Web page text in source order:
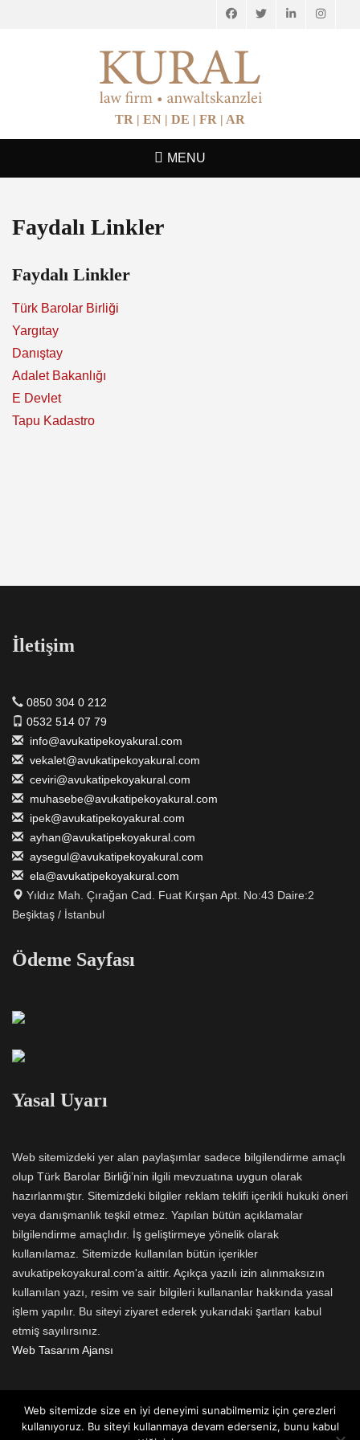
FacebookTwitterLinkedIn
AVUKAT İPEK
OYA KURAL
TR | EN | DE | FR | AR
MENU
Faydalı Linkler
Faydalı Linkler
Türk Barolar Birliği
Yargıtay
Danıştay
Adalet Bakanlığı
E Devlet
Tapu Kadastro
İletişim
0850 304 0 212
0532 514 07 79
info@avukatipekoyakural.com
vekalet@avukatipekoyakural.com
ceviri@avukatipekoyakural.com
muhasebe@avukatipekoyakural.com
ipek@avukatipekoyakural.com
ayhan@avukatipekoyakural.com
aysegul@avukatipekoyakural.com
ela@avukatipekoyakural.com
Yıldız Mah. Çırağan Cad. Fuat Kırşan Apt. No:43 Daire:2
Beşiktaş / İstanbul
Ödeme Sayfası
Yasal Uyarı
Web sitemizdeki yer alan paylaşımlar sadece bilgilendirme amaçlı
olup Türk Barolar Birliği’nin ilgili mevzuatına uygun olarak
hazırlanmıştır. Sitemizdeki bilgiler reklam teklifi içerikli hukuki öneri
veya danışmanlık teşkil etmez. Yapılan bütün açıklamalar
bilgilendirme amaçlıdır. İş geliştirmeye yönelik olarak
kullanılamaz. Sitemizde kullanılan bütün içerikler
avukatipekoyakural.com'a aittir. Açıkça yazılı izin alınmaksızın
kullanılan yazı, resim ve sair bilgileri kullananlar hakkında yasal
işlem yapılır. Bu siteyi ziyaret ederek yukarıdaki şartları kabul
etmiş sayılırsınız.
Web Tasarım Ajansı
Web sitemizde size en iyi deneyimi sunabilmemiz için çerezleri
kullanıyoruz. Bu siteyi kullanmaya devam ederseniz, bunu kabul